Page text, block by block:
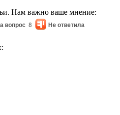
Нам важно ваше мнение:
вопрос 8 Не ответила